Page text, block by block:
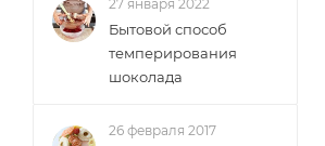
27 января 2022
Бытовой способ
темперирования
шоколада
26 февраля 2017